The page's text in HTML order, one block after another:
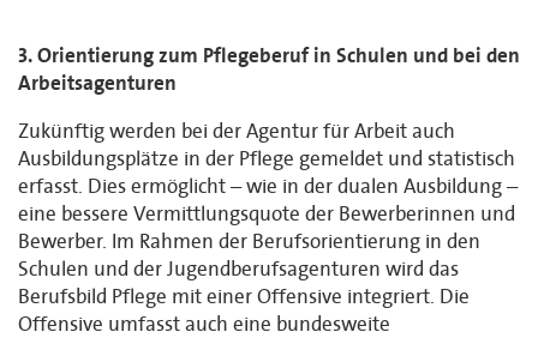
3. Orientierung zum Pflegeberuf in Schulen und bei den
Arbeitsagenturen
Zukünftig werden bei der Agentur für Arbeit auch
Ausbildungsplätze in der Pflege gemeldet und statistisch
erfasst. Dies ermöglicht – wie in der dualen Ausbildung –
eine bessere Vermittlungsquote der Bewerberinnen und
Bewerber. Im Rahmen der Berufsorientierung in den
Schulen und der Jugendberufsagenturen wird das
Berufsbild Pflege mit einer Offensive integriert. Die
Offensive umfasst auch eine bundesweite